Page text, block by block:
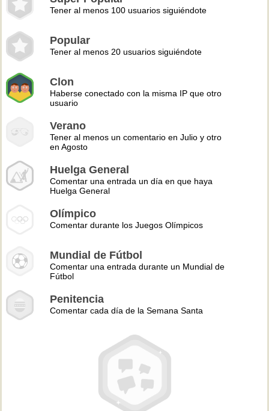
Tener al menos 100 usuarios siguiéndote
Popular
Tener al menos 20 usuarios siguiéndote
Clon
Haberse conectado con la misma IP que otro
usuario
Verano
Tener al menos un comentario en Julio y otro
en Agosto
Huelga General
Comentar una entrada un día en que haya
Huelga General
Olímpico
Comentar durante los Juegos Olímpicos
Mundial de Fútbol
Comentar una entrada durante un Mundial de
Fútbol
Penitencia
Comentar cada día de la Semana Santa